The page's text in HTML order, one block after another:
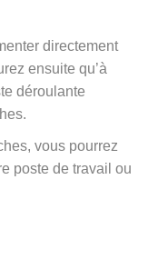
directement
ensuite qu’à
déroulante
vous pourrez
poste de travail ou